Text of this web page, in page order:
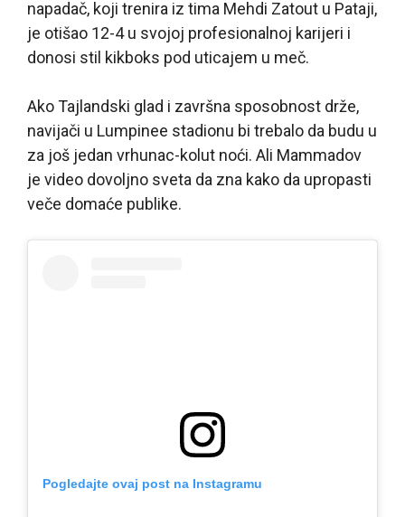
napadač, koji trenira iz tima Mehdi Zatout u Pataji,
je otišao 12-4 u svojoj profesionalnoj karijeri i
donosi stil kikboks pod uticajem u meč.
Ako Tajlandski glad i završna sposobnost drže,
navijači u Lumpinee stadionu bi trebalo da budu u
za još jedan vrhunac-kolut noći. Ali Mammadov
je video dovoljno sveta da zna kako da upropasti
veče domaće publike.
Pogledajte ovaj post na Instagramu